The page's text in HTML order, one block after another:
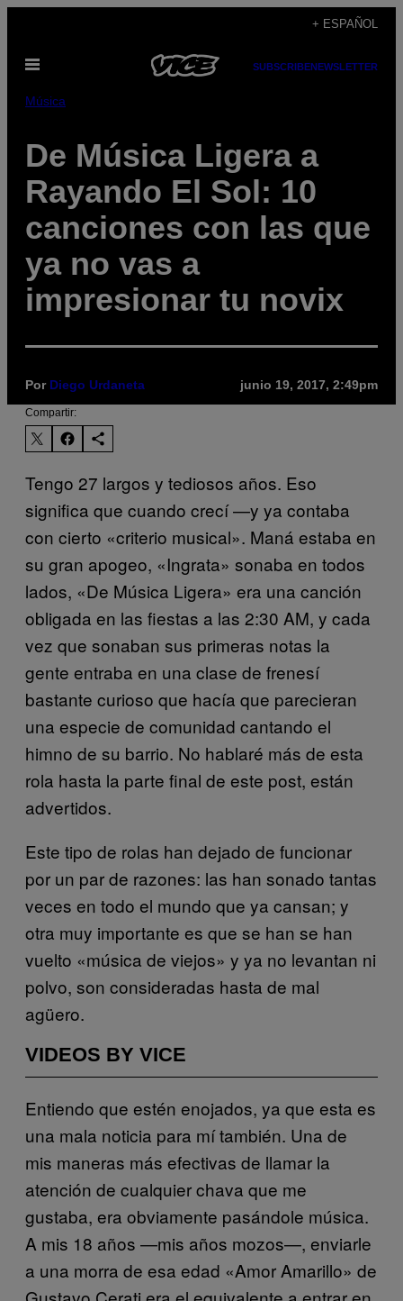
contenido
+ ESPAÑOL
Abrir
SUBSCRIBENEWSLETTER
Música
De Música Ligera a
Rayando El Sol: 10
canciones con las que
ya no vas a
impresionar tu novix
Por Diego Urdaneta junio 19, 2017, 2:49pm
Compartir:
Tengo 27 largos y tediosos años. Eso
significa que cuando crecí —y ya contaba
con cierto «criterio musical». Maná estaba en
su gran apogeo, «Ingrata» sonaba en todos
lados, «De Música Ligera» era una canción
obligada en las fiestas a las 2:30 AM, y cada
vez que sonaban sus primeras notas la
gente entraba en una clase de frenesí
bastante curioso que hacía que parecieran
una especie de comunidad cantando el
himno de su barrio. No hablaré más de esta
rola hasta la parte final de este post, están
advertidos.
Este tipo de rolas han dejado de funcionar
por un par de razones: las han sonado tantas
veces en todo el mundo que ya cansan; y
otra muy importante es que se han se han
vuelto «música de viejos» y ya no levantan ni
polvo, son consideradas hasta de mal
agüero.
VIDEOS BY VICE
Entiendo que estén enojados, ya que esta es
una mala noticia para mí también. Una de
mis maneras más efectivas de llamar la
atención de cualquier chava que me
gustaba, era obviamente pasándole música.
A mis 18 años —mis años mozos—, enviarle
a una morra de esa edad «Amor Amarillo» de